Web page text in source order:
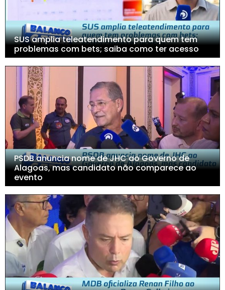
SUS amplia teleatendimento para quem tem
problemas com bets; saiba como ter acesso
PSDB anuncia nome de JHC ao Governo de
Alagoas, mas candidato não comparece ao
evento